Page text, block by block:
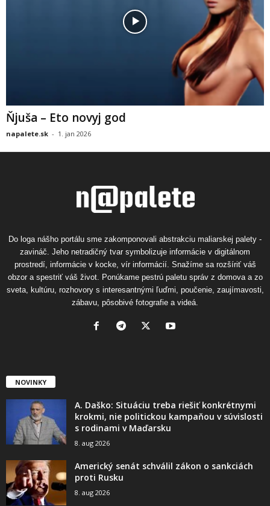
Ňjuša – Eto novyj god
napalete.sk - 1. jan 2026
Do loga nášho portálu sme zakomponovali abstrakciu maliarskej palety -
zavináč. Jeho netradičný tvar symbolizuje informácie v digitálnom
prostredí, informácie v kocke, vír informácií. Snažíme sa rozšíriť váš
obzor a spestriť váš život. Ponúkame pestrú paletu správ z domova a zo
sveta, kultúru, rozhovory s interesantnými ľuďmi, poučenie, zaujímavosti,
zábavu, pôsobivé fotografie a videá.
NOVINKY
A. Daško: Situáciu treba riešiť konkrétnymi
krokmi, nie politickou kampaňou v súvislosti
s rodinami v Maďarsku
8. aug 2026
Americký senát schválil zákon o sankciách
proti Rusku
8. aug 2026